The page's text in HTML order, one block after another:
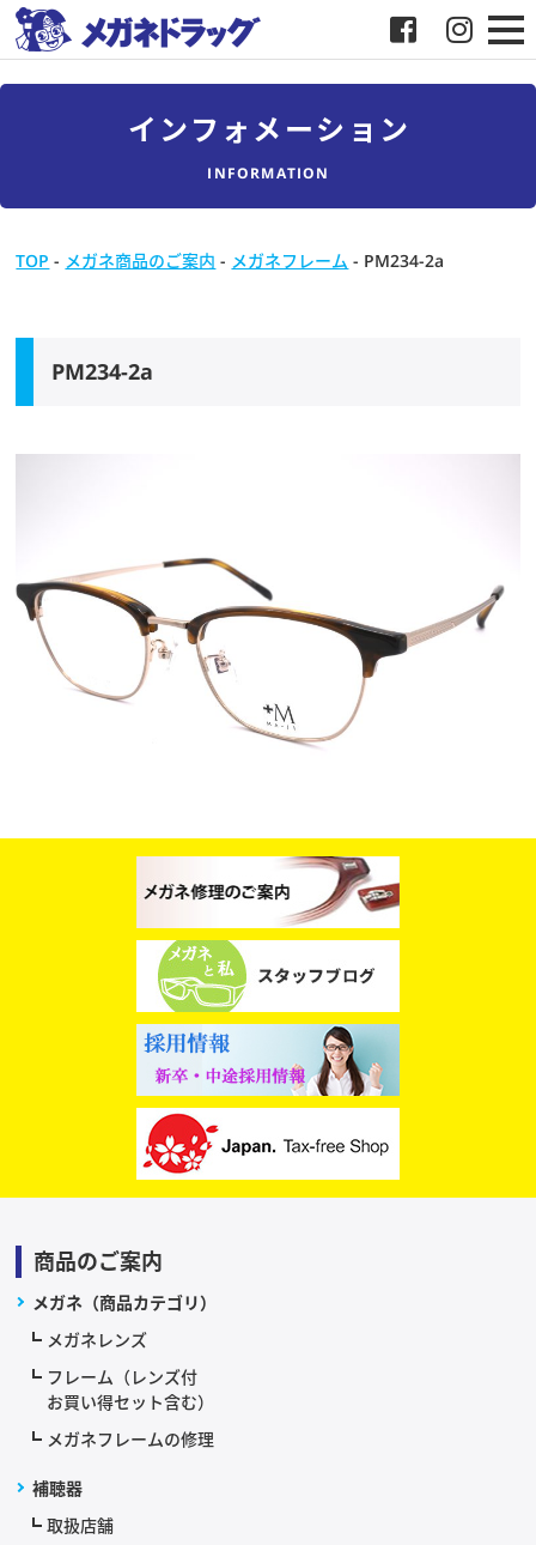
メガネドラッグについて
スタッフブログ
インフォメーション
INFORMATION
TOP - メガネ商品のご案内 - メガネフレーム - PM234-2a
PM234-2a
商品のご案内
メガネ（商品カテゴリ）
メガネレンズ
フレーム（レンズ付
お買い得セット含む）
メガネフレームの修理
補聴器
取扱店舗